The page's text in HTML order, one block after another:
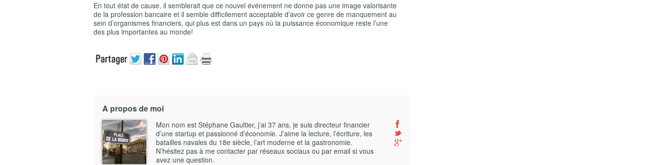
En tout état de cause, il semblerait que ce nouvel événement ne donne pas une image valorisante
de la profession bancaire et il semble difficilement acceptable d’avoir ce genre de manquement au
sein d’organismes financiers, qui plus est dans un pays où la puissance économique reste l’une
des plus importantes au monde!
A propos de moi
Mon nom est Stéphane Gaultier, j’ai 37 ans, je suis directeur financier
d’une startup et passionné d’économie. J’aime la lecture, l’écriture, les
batailles navales du 18e siècle, l’art moderne et la gastronomie.
N’hésitez pas à me contacter par réseaux sociaux ou par email si vous
avez une question.